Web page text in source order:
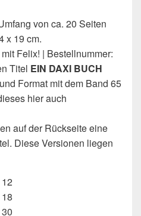
von ca. 20 Seiten
x 19 cm.
Felix! | Bestellnummer:
Titel EIN DAXI BUCH
Format mit dem Band 65
hier auch
auf der Rückseite eine
Diese Versionen liegen